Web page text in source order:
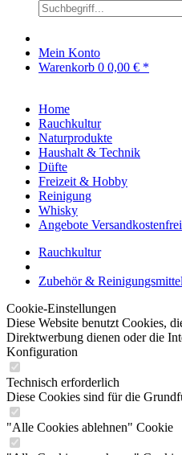
Mein Konto
Warenkorb 0 0,00 € *
Home
Rauchkultur
Naturprodukte
Haushalt & Technik
Düfte
Freizeit & Hobby
Reinigung
Whisky
Angebote Versandkostenfrei
Rauchkultur
Zubehör & Reinigungsmittel
Cookie-Einstellungen
Diese Website benutzt Cookies,
Direktwerbung dienen oder die
Konfiguration
Technisch erforderlich
Diese Cookies sind für die
"Alle Cookies ablehnen" Cookie